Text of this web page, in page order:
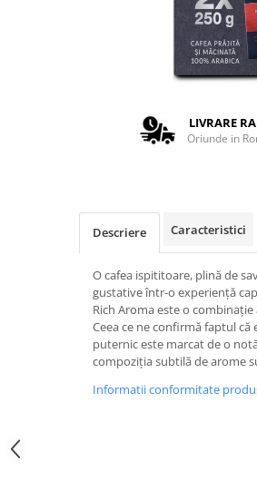
Lapte instant
Stabilizatoare tensiune
Accesorii si intretinere
LIVRARE
Oriunde in
Descriere Caracteristici
O cafea ispititoare, plină de
gustative într-o experiență
Rich Aroma este o
Ceea ce ne confirmă faptul
puternic este marcat de o
compoziția subtilă de arome
Informatii conformitate